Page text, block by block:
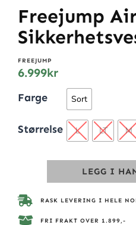
Freejump
FREEJUMP
6.999kr
Farge Sort
Størrelse L LT M
LEGG I
RASK LEVERING I HELE
FRI FRAKT OVER 1.899,-